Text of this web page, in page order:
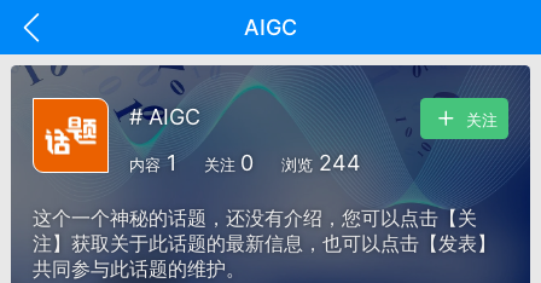
AIGC
# AIGC
内容 1 关注 0 浏览 244
关注
这个一个神秘的话题，还没有介绍，您可以点击【关
注】获取关于此话题的最新信息，也可以点击【发表】
共同参与此话题的维护。